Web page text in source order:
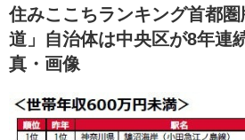
住みここちランキング首都
道」自治体は中央区が8年連
真・画像